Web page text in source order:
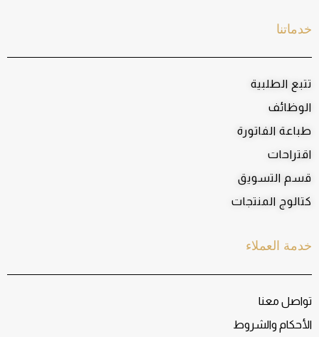
خدمة العملاء
تواصل معنا
الأحكام والشروط
خدماتنا
تتبع الطلبية
الوظائف
طباعة الفاتورة
اقتراحات
قسم التسويق
كتالوج المنتجات